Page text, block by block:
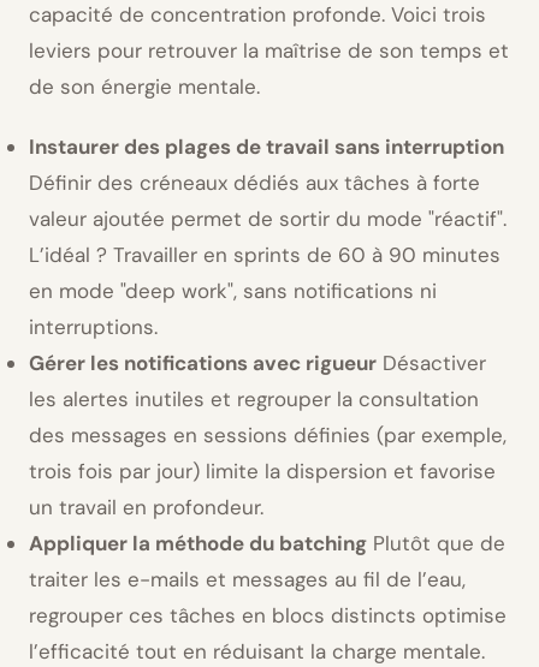
capacité de concentration profonde. Voici trois
leviers pour retrouver la maîtrise de son temps et
de son énergie mentale.
Instaurer des plages de travail sans interruption
Définir des créneaux dédiés aux tâches à forte
valeur ajoutée permet de sortir du mode réactif .
L’idéal ? Travailler en sprints de 60 à 90 minutes
en mode deep work , sans notifications ni
interruptions.
Gérer les notifications avec rigueur Désactiver
les alertes inutiles et regrouper la consultation
des messages en sessions définies (par exemple,
trois fois par jour) limite la dispersion et favorise
un travail en profondeur.
Appliquer la méthode du batching Plutôt que de
traiter les e-mails et messages au fil de l’eau,
regrouper ces tâches en blocs distincts optimise
l’efficacité tout en réduisant la charge mentale.